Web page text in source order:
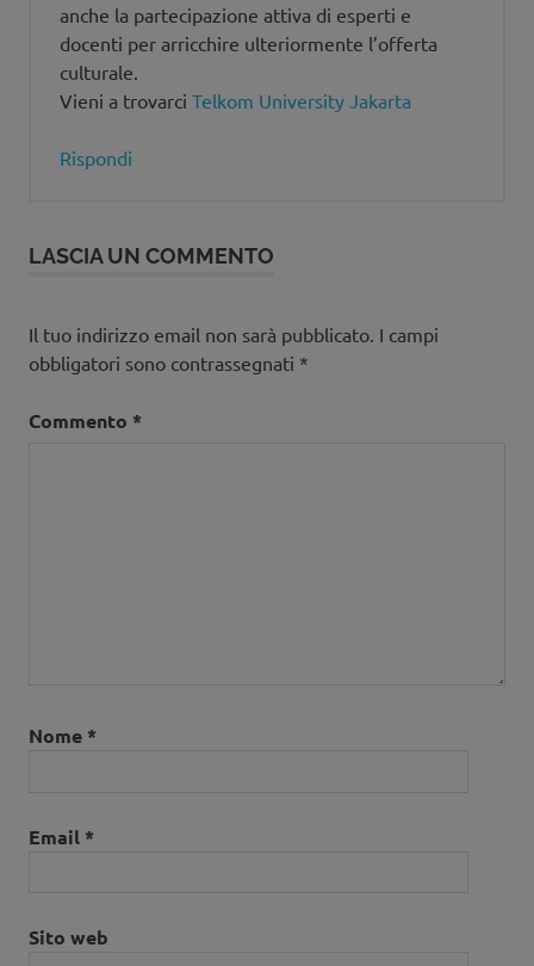
anche la partecipazione attiva di esperti e
docenti per arricchire ulteriormente l’offerta
culturale.
Vieni a trovarci Telkom University Jakarta
Rispondi
LASCIA UN COMMENTO
Il tuo indirizzo email non sarà pubblicato. I campi
obbligatori sono contrassegnati *
Commento *
Nome *
Email *
Sito web